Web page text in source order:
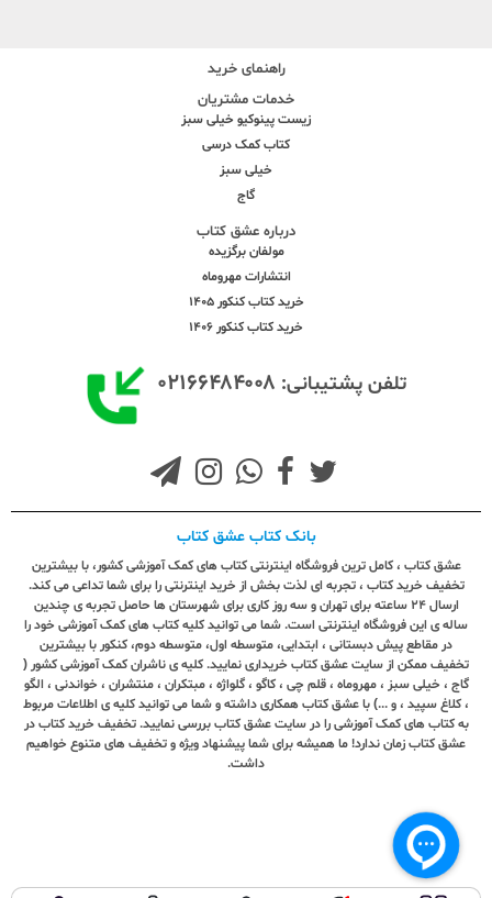
راهنمای خرید
خدمات مشتریان
زیست پینوکیو خیلی سبز
کتاب کمک درسی
خیلی سبز
گاج
درباره عشق کتاب
مولفان برگزیده
انتشارات مهروماه
خرید کتاب کنکور 1405
خرید کتاب کنکور 1406
تلفن پشتیبانی: ۰۲۱۶۶۴۸۴۰۰۸
بانک کتاب عشق کتاب
عشق کتاب ، کامل ترین فروشگاه اینترنتی کتاب های کمک آموزشی کشور، با بیشترین
تخفیف خرید کتاب ، تجربه ای لذت بخش از خرید اینترنتی را برای شما تداعی می کند.
ارسال ٢٤ ساعته برای تهران و سه روز کاری برای شهرستان ها حاصل تجربه ی چندین
ساله ی این فروشگاه اینترنتی است. شما می توانید کلیه کتاب های کمک آموزشی خود را
در مقاطع پیش دبستانی ، ابتدایی، متوسطه اول، متوسطه دوم، کنکور با بیشترین
تخفیف ممکن از سایت عشق کتاب خریداری نمایید. کلیه ی ناشران کمک آموزشی کشور (
گاج ، خیلی سبز ، مهروماه ، قلم چی ، کاگو ، گلواژه ، مبتکران ، منتشران ، خواندنی ، الگو
، کلاغ سپید ، و ...) با عشق کتاب همکاری داشته و شما می توانید کلیه ی اطلاعات مربوط
به کتاب های کمک آموزشی را در سایت عشق کتاب بررسی نمایید. تخفیف خرید کتاب در
عشق کتاب زمان ندارد! ما همیشه برای شما پیشنهاد ویژه و تخفیف های متنوع خواهیم
داشت.